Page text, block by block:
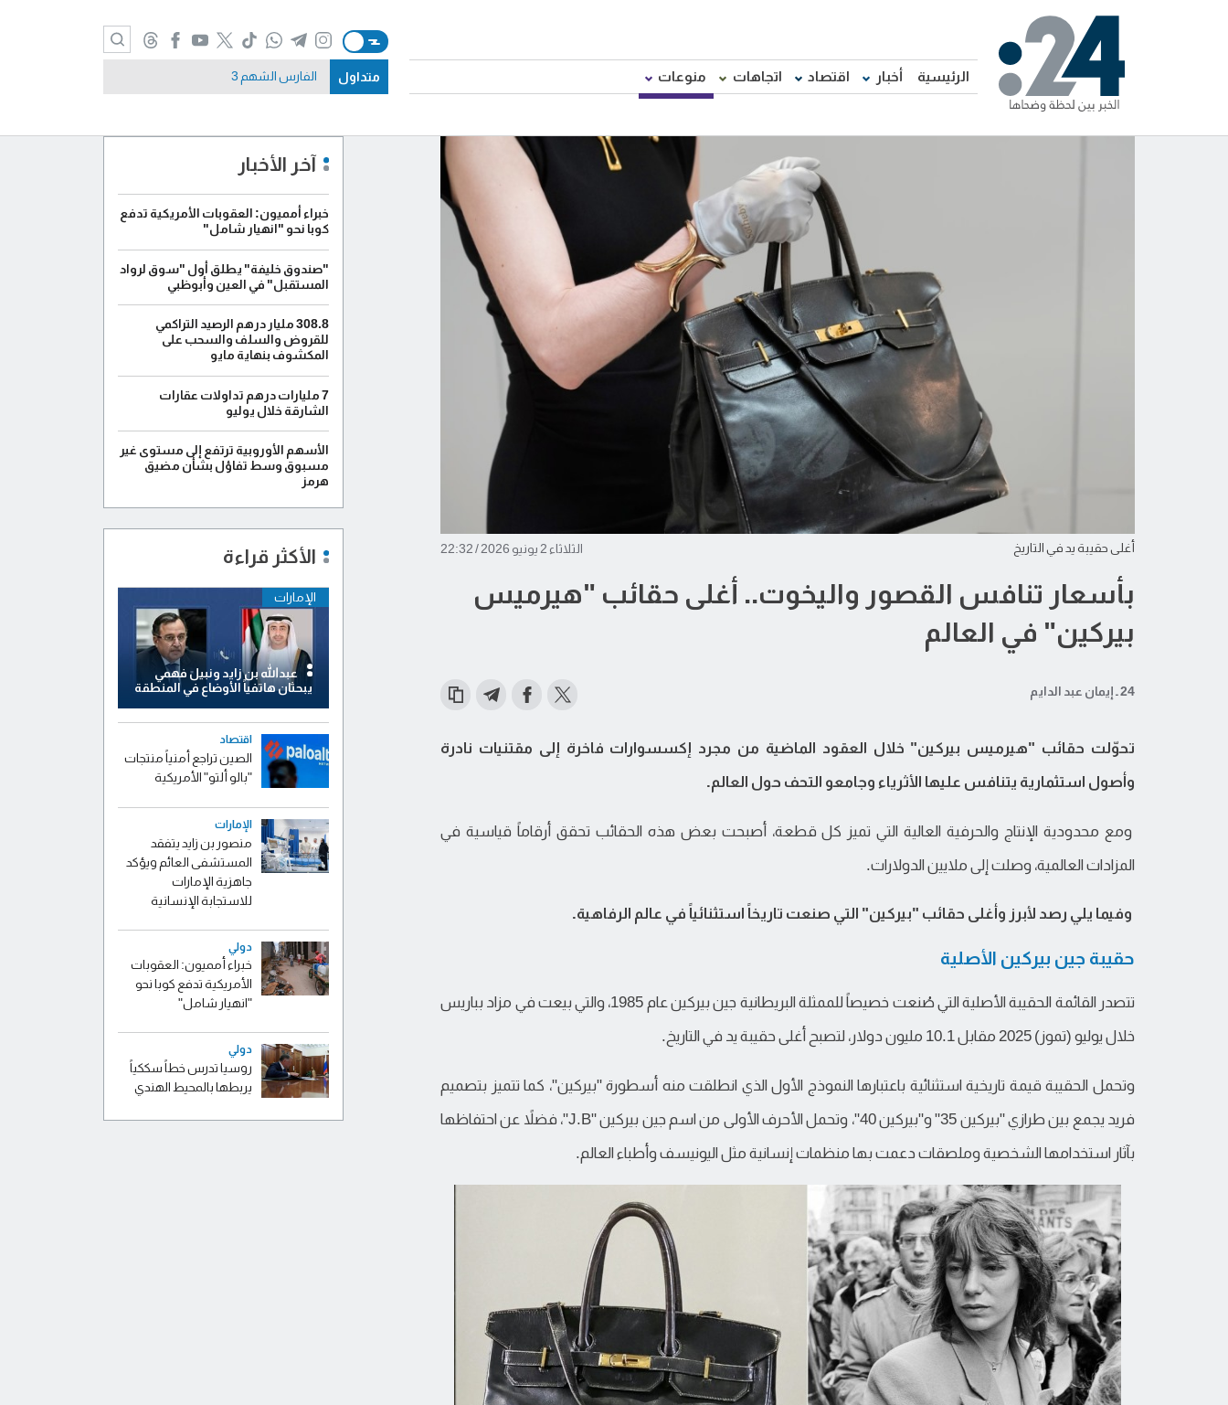
الرئيسية أخبار اقتصاد اتجاهات منوعات متداول الفارس الشهم 3
أغلى حقيبة يد في التاريخ الثلاثاء 2 يونيو 2026 / 22:32
بأسعار تنافس القصور واليخوت.. أغلى حقائب "هيرميس
بيركين" في العالم
24 ـ إيمان عبد الدايم
تحوّلت حقائب "هيرميس بيركين" خلال العقود الماضية من مجرد إكسسوارات فاخرة إلى مقتنيات نادرة
وأصول استثمارية يتنافس عليها الأثرياء وجامعو التحف حول العالم.
ومع محدودية الإنتاج والحرفية العالية التي تميز كل قطعة، أصبحت بعض هذه الحقائب تحقق أرقاماً قياسية في
المزادات العالمية، وصلت إلى ملايين الدولارات.
وفيما يلي رصد لأبرز وأغلى حقائب "بيركين" التي صنعت تاريخاً استثنائياً في عالم الرفاهية.
حقيبة جين بيركين الأصلية
تتصدر القائمة الحقيبة الأصلية التي صُنعت خصيصاً للممثلة البريطانية جين بيركين عام 1985، والتي بيعت في مزاد بباريس
خلال يوليو (تموز) 2025 مقابل 10.1 مليون دولار، لتصبح أغلى حقيبة يد في التاريخ.
وتحمل الحقيبة قيمة تاريخية استثنائية باعتبارها النموذج الأول الذي انطلقت منه أسطورة "بيركين"، كما تتميز بتصميم
فريد يجمع بين طرازي "بيركين 35" و"بيركين 40"، وتحمل الأحرف الأولى من اسم جين بيركين "J.B"، فضلاً عن احتفاظها
بآثار استخدامها الشخصية وملصقات دعمت بها منظمات إنسانية مثل اليونيسف وأطباء العالم.
آخر الأخبار
خبراء أمميون: العقوبات الأمريكية تدفع
كوبا نحو "انهيار شامل"
"صندوق خليفة" يطلق أول "سوق لرواد
المستقبل" في العين وأبوظبي
308.8 مليار درهم الرصيد التراكمي
للقروض والسلف والسحب على
المكشوف بنهاية مايو
7 مليارات درهم تداولات عقارات
الشارقة خلال يوليو
الأسهم الأوروبية ترتفع إلى مستوى غير
مسبوق وسط تفاؤل بشأن مضيق
هرمز
الأكثر قراءة
الإمارات
عبدالله بن زايد ونبيل فهمي
يبحثان هاتفياً الأوضاع في المنطقة
اقتصاد
الصين تراجع أمنياً منتجات
"بالو ألتو" الأمريكية
الإمارات
منصور بن زايد يتفقد
المستشفى العائم ويؤكد
جاهزية الإمارات
للاستجابة الإنسانية
دولي
خبراء أمميون: العقوبات
الأمريكية تدفع كوبا نحو
"انهيار شامل"
دولي
روسيا تدرس خطاً سككياً
يربطها بالمحيط الهندي